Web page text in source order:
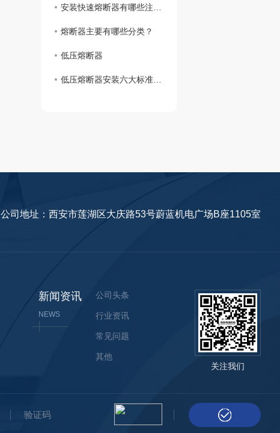
安装快速熔断器有哪些注意事项
熔断器主要有哪些分类？
低压熔断器
低压熔断器安装六大标准七大注意事项
公司地址： 西安市莲湖区大庆路53号蔚蓝机电广场B座1105室
新闻资讯
NEWS
公司头条
行业资讯
常见问题
其他
关注我们